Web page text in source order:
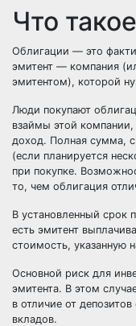
Что
Облигации — это
эмитент — компания
эмитентом), которой
Люди покупают
взаймы этой компании,
доход. Полная сумма,
(если планируется
при покупке.
то, чем облигация
В установленный срок
есть эмитент
стоимость, указанную
Основной риск для
эмитента. В этом
в отличие от
вкладов.